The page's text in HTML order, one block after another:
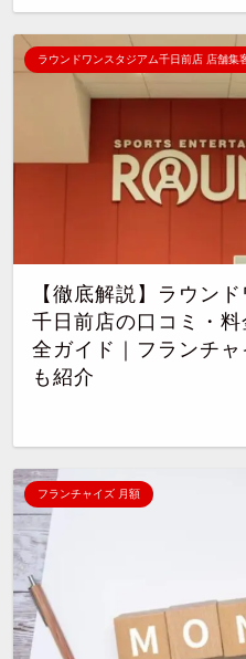
ラウンドワンスタジアム千日前店 店舗集
【徹底解説】ラウン
千日前店の口コミ・
全ガイド｜フランチ
も紹介
フランチャイズ 月額